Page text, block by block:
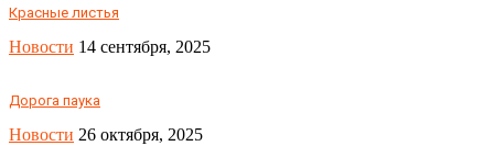
Красные листья
Новости 14 сентября, 2025
Дорога паука
Новости 26 октября, 2025